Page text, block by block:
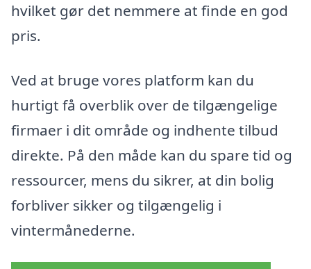
hvilket gør det nemmere at finde en god
pris.
Ved at bruge vores platform kan du
hurtigt få overblik over de tilgængelige
firmaer i dit område og indhente tilbud
direkte. På den måde kan du spare tid og
ressourcer, mens du sikrer, at din bolig
forbliver sikker og tilgængelig i
vintermånederne.